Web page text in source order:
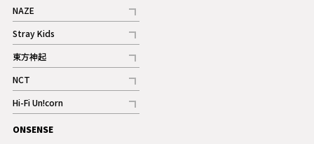
NAZE
記事
Stray Kids
記事
東方神起
記事
NCT
記事
Hi-Fi Un!corn
記事
ギャラリー
ONSENSE